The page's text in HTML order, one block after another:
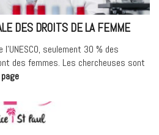
DES DROITS DE LA FEMME
seulement 30 % des
des femmes. Les chercheuses sont
« Journée
droits